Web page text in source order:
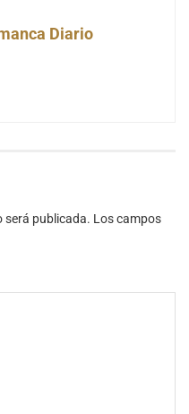
Diario
será publicada. Los campos